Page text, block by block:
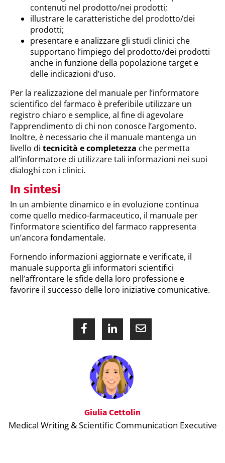
contenuti nel prodotto/nei prodotti;
illustrare le caratteristiche del prodotto/dei
prodotti;
presentare e analizzare gli studi clinici che
supportano l’impiego del prodotto/dei prodotti
anche in funzione della popolazione target e
delle indicazioni d’uso.
Per la realizzazione del manuale per l’informatore
scientifico del farmaco è preferibile utilizzare un
registro chiaro e semplice, al fine di agevolare
l’apprendimento di chi non conosce l’argomento.
Inoltre, è necessario che il manuale mantenga un
livello di tecnicità e completezza che permetta
all’informatore di utilizzare tali informazioni nei suoi
dialoghi con i clinici.
In sintesi
In un ambiente dinamico e in evoluzione continua
come quello medico-farmaceutico, il manuale per
l’informatore scientifico del farmaco rappresenta
un’ancora fondamentale.
Fornendo informazioni aggiornate e verificate, il
manuale supporta gli informatori scientifici
nell’affrontare le sfide della loro professione e
favorire il successo delle loro iniziative comunicative.
Giulia Cettolin
Medical Writing & Scientific Communication Executive